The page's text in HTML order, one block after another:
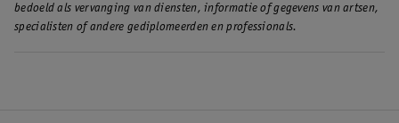
bedoeld als vervanging van diensten, informatie of gegevens van artsen,
specialisten of andere gediplomeerden en professionals.